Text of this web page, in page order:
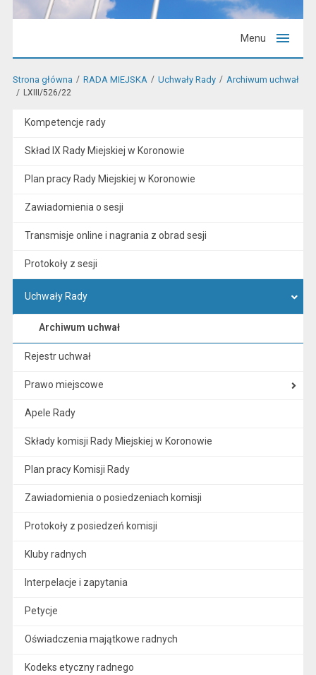
Menu
Strona główna RADA MIEJSKA Uchwały Rady Archiwum uchwał
LXIII/526/22
Kompetencje rady
Skład IX Rady Miejskiej w Koronowie
Plan pracy Rady Miejskiej w Koronowie
Zawiadomienia o sesji
Transmisje online i nagrania z obrad sesji
Protokoły z sesji
Uchwały Rady
Archiwum uchwał
Rejestr uchwał
Prawo miejscowe
Apele Rady
Składy komisji Rady Miejskiej w Koronowie
Plan pracy Komisji Rady
Zawiadomienia o posiedzeniach komisji
Protokoły z posiedzeń komisji
Kluby radnych
Interpelacje i zapytania
Petycje
Oświadczenia majątkowe radnych
Kodeks etyczny radnego